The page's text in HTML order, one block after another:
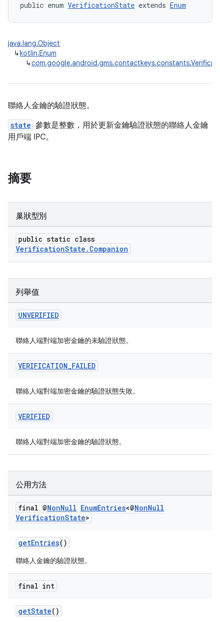
public enum VerificationState extends Enum
java.lang.Object
↳kotlin.Enum
↳
聯絡人金鑰的驗證狀態。
state 參數是整數，用於更新金鑰驗證狀態的聯絡人金鑰
用戶端 IPC。
摘要
巢狀型別
public static class
VerificationState.Companion
列舉值
UNVERIFIED
聯絡人端對端加密金鑰的未驗證狀態。
VERIFICATION_FAILED
聯絡人端對端加密金鑰的驗證狀態失敗。
VERIFIED
聯絡人端對端加密金鑰的驗證狀態。
公用方法
final @NonNull EnumEntries<@NonNull
VerificationState>
getEntries()
聯絡人金鑰的驗證狀態。
final int
getState()